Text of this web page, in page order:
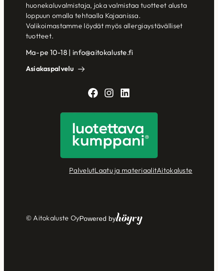
huonekaluvalmistaja, joka valmistaa tuotteet alusta
loppuun omalla tehtaalla Kajaanissa.
Valikoimastamme löydät myös allergiaystävälliset
tuotteet.
Ma-pe 10-18 | info@aitokaluste.fi
Asiakaspalvelu
Facebook
Instagram
LinkedIn
PalvelutLaatu ja materiaalitAitokaluste
© Aitokaluste OyPowered byHöyry